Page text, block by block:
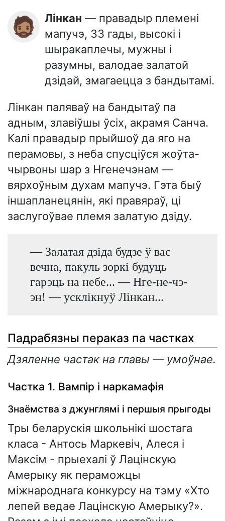
🧔🏽 Лінкан — правадыр племені
мапучэ, 33 гады, высокі і
шыракаплечы, мужны і
разумны, валодае залатой
дзідай, змагаецца з бандытамі.
Лінкан паляваў на бандытаў па
адным, злавіўшы ўсіх, акрамя Санча.
Калі правадыр прыйшоў да яго на
перамовы, з неба спусціўся жоўта-
чырвоны шар з Нгенечэнам —
вярхоўным духам мапучэ. Гэта быў
іншапланецянін, які правяраў, ці
заслугоўвае племя залатую дзіду.
— Залатая дзіда будзе ў вас
вечна, пакуль зоркі будуць
гарэць на небе... — Нге-не-чэ-
эн! — усклікнуў Лінкан...
Падрабязны пераказ па частках
Дзяленне частак на главы — умоўнае.
Частка 1. Вампір і наркамафія
Знаёмства з джунглямі і першыя прыгоды
Тры беларускія школьнікі шостага
класа - Антось Маркевіч, Алеся і
Максім - прыехалі ў Лацінскую
Амерыку як пераможцы
міжнароднага конкурсу на тэму «Хто
лепей ведае Лацінскую Амерыку?».